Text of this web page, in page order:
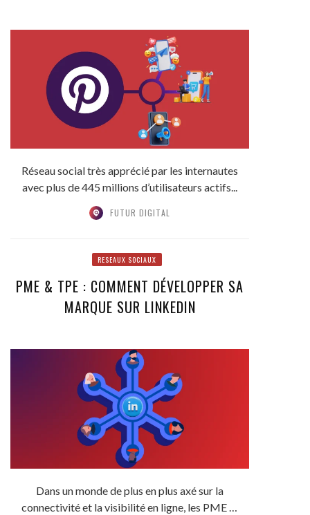
Réseau social très apprécié par les internautes
avec plus de 445 millions d’utilisateurs actifs...
FUTUR DIGITAL
RESEAUX SOCIAUX
PME & TPE : COMMENT DÉVELOPPER SA
MARQUE SUR LINKEDIN
Dans un monde de plus en plus axé sur la
connectivité et la visibilité en ligne, les PME et